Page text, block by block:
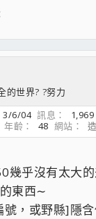
的世界? ?努力
3/6/04 訊息 1,969
年齡 48 網站
幾乎沒有太大
東西∼
，或野縣]隱